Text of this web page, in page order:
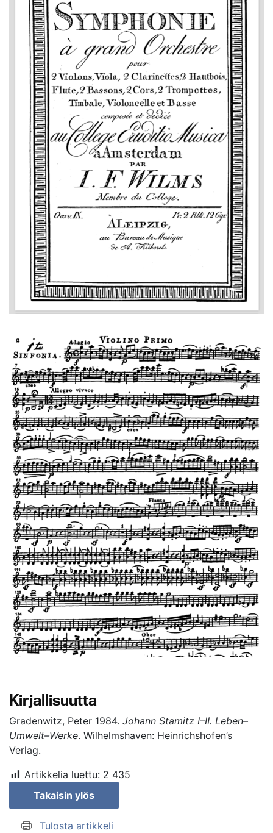
Kirjallisuutta
Gradenwitz, Peter 1984. Johann Stamitz I–II. Leben–
Umwelt–Werke. Wilhelmshaven: Heinrichshofen’s
Verlag.
Artikkelia luettu: 2 435
Takaisin ylös
Tulosta artikkeli